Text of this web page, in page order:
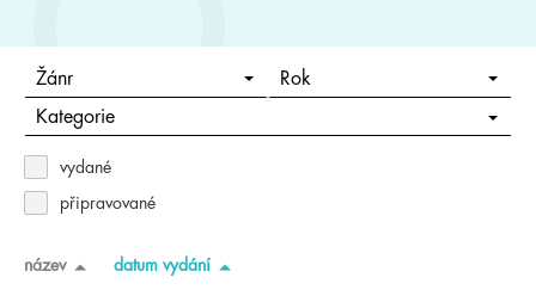
Žánr Rok
Kategorie
vydané
připravované
název datum vydání